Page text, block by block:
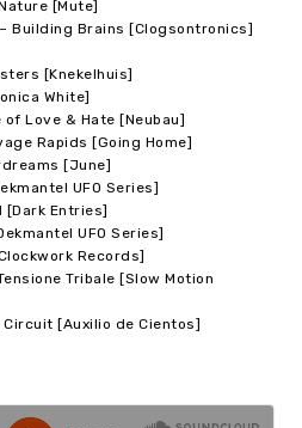
[Mute]
Building Brains [Clogsontronics]
[Knekelhuis]
White]
Love & Hate [Neubau]
Rapids [Going Home]
[June]
UFO Series]
[Dark Entries]
UFO Series]
Records]
Tribale [Slow Motion
[Auxilio de Cientos]